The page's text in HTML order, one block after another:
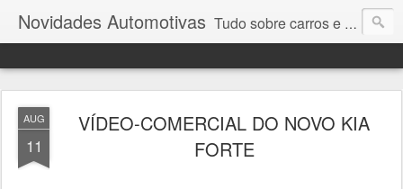
Novidades Automotivas Tudo sobre carros e motores
AUG
11
VÍDEO-COMERCIAL DO NOVO KIA
FORTE